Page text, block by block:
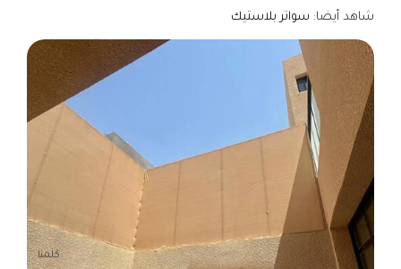
شاهد أيضا: سواتر بلاستيك
كلمنا